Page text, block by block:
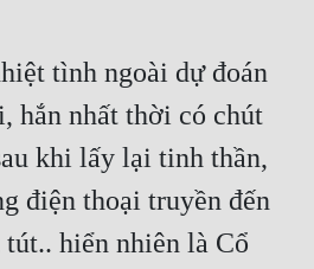
tình ngoài dự đoán
hắn nhất thời có chút
khi lấy lại tinh thần,
điện thoại truyền đến
hiển nhiên là Cổ